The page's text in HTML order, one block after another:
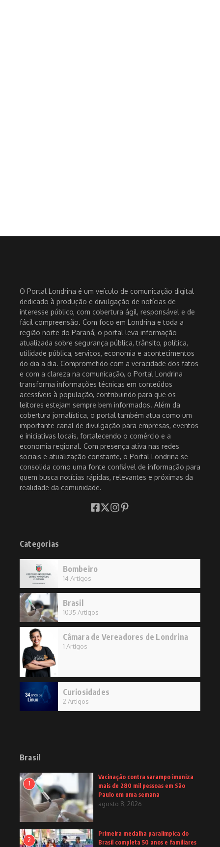
O Portal Londrina é um veículo de comunicação digital
dedicado à produção e divulgação de notícias de
interesse público, com cobertura ágil, responsável e de
fácil compreensão. Com foco em Londrina e toda a
região norte do Paraná, o portal leva informação
atualizada sobre segurança pública, trânsito, política,
utilidade pública, serviços, economia e acontecimentos
do dia a dia. Comprometido com a veracidade dos fatos
e com a clareza na comunicação, o Portal Londrina
transforma informações técnicas em conteúdos
acessíveis à população, contribuindo para que os
leitores estejam sempre bem informados. Além da
cobertura jornalística, o portal também atua como um
importante canal de divulgação para empresas, eventos
e iniciativas locais, fortalecendo o comércio e a
economia regional. Com presença ativa nas redes
sociais e atualização constante, o Portal Londrina se
consolida como uma fonte confiável de informação para
quem busca notícias rápidas, relevantes e próximas da
realidade da comunidade.
Categorias
Bombeiro
14 Artigos
Brasil
1035 Artigos
Câmara de Vereadores de Londrina
1 Artigos
Curiosidades
2 Artigos
Brasil
1
Vacinação contra sarampo imuniza
mais de 280 mil pessoas em São
Paulo em uma semana
agosto 8, 2026
2
Primeira medalha paralímpica do
Brasil completa 50 anos e familiares